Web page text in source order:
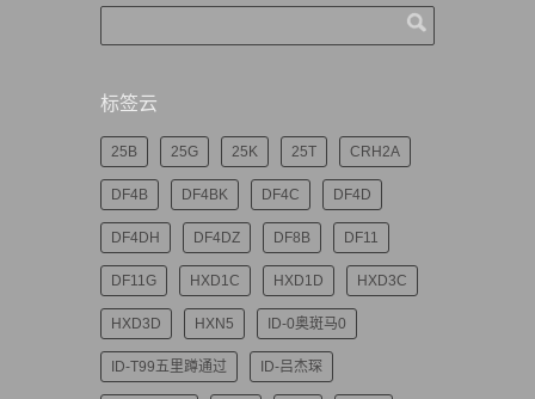
标签云
25B 25G 25K 25T CRH2A
DF4B DF4BK DF4C DF4D
DF4DH DF4DZ DF8B DF11
DF11G HXD1C HXD1D HXD3C
HXD3D HXN5 ID-0奥斑马0
ID-T99五里蹲通过 ID-吕杰琛